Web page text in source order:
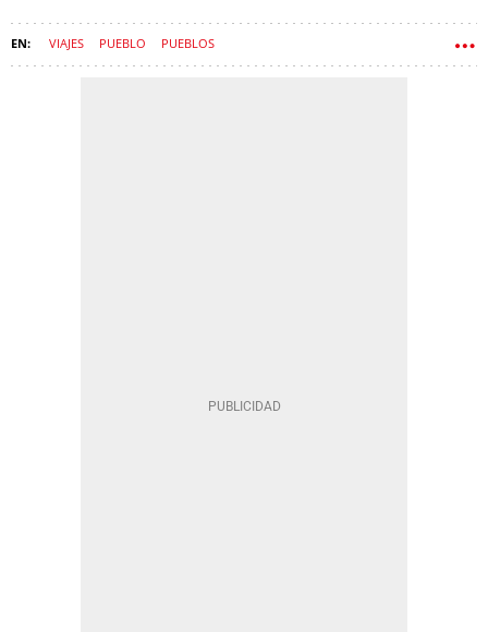
VIAJES PUEBLO PUEBLOS